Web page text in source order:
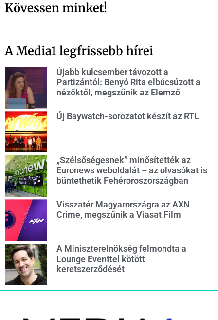
Kövessen minket!
A Media1 legfrissebb hírei
Újabb kulcsember távozott a
Partizántól: Benyó Rita elbúcsúzott a
nézőktől, megszűnik az Elemző
Új Baywatch-sorozatot készít az RTL
„Szélsőségesnek” minősítették az
Euronews weboldalát – az olvasókat is
büntethetik Fehéroroszországban
Visszatér Magyarországra az AXN
Crime, megszűnik a Viasat Film
A Miniszterelnökség felmondta a
Lounge Eventtel kötött
keretszerződését